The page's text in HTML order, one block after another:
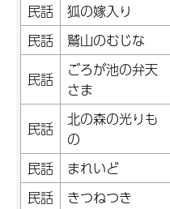
民話
狐の嫁入り
民話
鷲山のむじな
民話
ごろが池の弁天
さま
民話
北の森の光りも
の
民話
まれいど
民話
きつねつき